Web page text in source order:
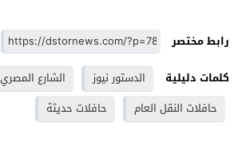
رابط مختصر
كلمات دليلية
الدستور نيوز
الشارع المصري
حافلات النقل العام
حافلات حديثة